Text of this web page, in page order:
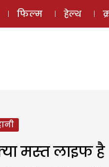
ई-मैगज़ीन
फिल्म हेल्थ
मस्‍त लाइफ है